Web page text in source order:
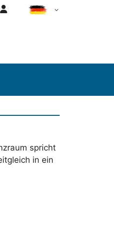
DE
spricht
in ein